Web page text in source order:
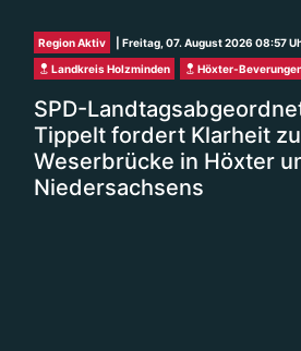
Region Aktiv
| Freitag, 07. August 2026 08:57
Landkreis Holzminden
Höxter-
SPD-
Tippelt fordert Klarheit
Weserbrücke in Höxter
Niedersachsens